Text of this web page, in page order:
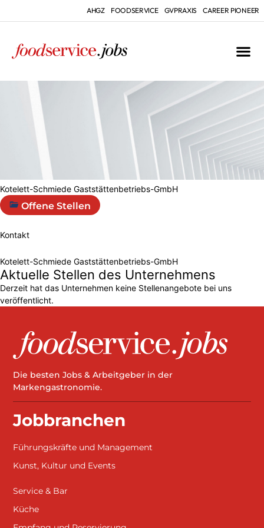
AHGZ FOODSERVICE GVPRAXIS CAREER PIONEER
Kotelett-Schmiede Gaststättenbetriebs-GmbH
Offene Stellen
Kontakt
Kotelett-Schmiede Gaststättenbetriebs-GmbH
Aktuelle Stellen des Unternehmens
Derzeit hat das Unternehmen keine Stellenangebote bei uns
veröffentlicht.
Die besten Jobs & Arbeitgeber in der
Markengastronomie.
Jobbranchen
Führungskräfte und Management
Kunst, Kultur und Events
Service & Bar
Küche